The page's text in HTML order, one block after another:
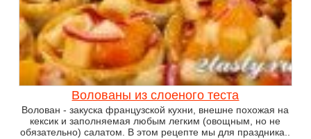
Волованы из слоеного теста
Волован - закуска французской кухни, внешне похожая на
кексик и заполняемая любым легким (овощным, но не
обязательно) салатом. В этом рецепте мы для праздника..